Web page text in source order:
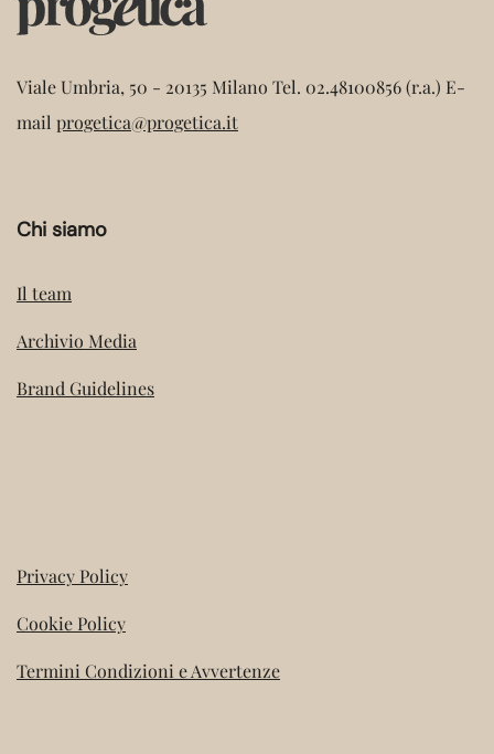
Viale Umbria, 50 - 20135 Milano Tel. 02.48100856 (r.a.) E-
mail progetica@progetica.it
Chi siamo
Il team
Archivio Media
Brand Guidelines
Privacy Policy
Cookie Policy
Termini Condizioni e Avvertenze